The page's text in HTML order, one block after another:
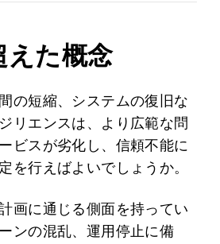
た概念
の短縮、システムの復旧な
リエンスは、より広範な問
ビスが劣化し、信頼不能に
を行えばよいでしょうか。
画に通じる側面を持ってい
ンの混乱、運用停止に備